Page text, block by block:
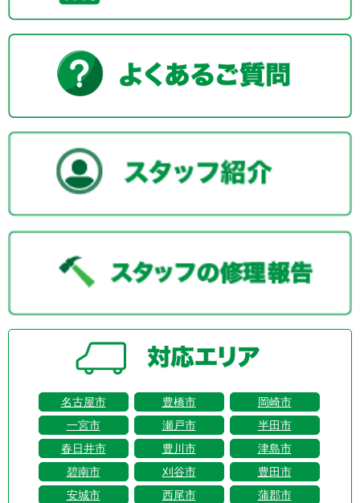
名古屋市 豊橋市
岡崎市
一宮市
瀬戸市
半田市
春日井市
豊川市
津島市
碧南市
刈谷市
豊田市
安城市
西尾市
蒲郡市